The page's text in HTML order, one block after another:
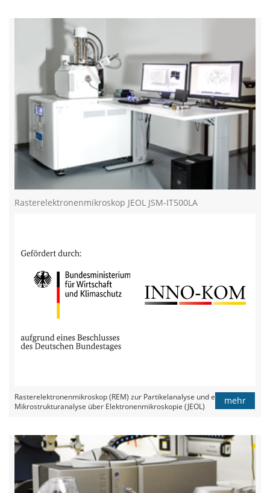
Rasterelektronenmikroskop JEOL JSM-IT500LA
Rasterelektronenmikroskop (REM) zur Partikelanalyse und erweiterten
Mikrostrukturanalyse über Elektronenmikroskopie (JEOL)
mehr